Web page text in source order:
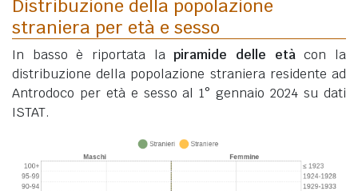
Distribuzione della popolazione
straniera per età e sesso
In basso è riportata lapiramide delle etàcon la
distribuzione della popolazione straniera residente ad
Antrodoco per età e sesso al 1° gennaio 2024 su dati
ISTAT.